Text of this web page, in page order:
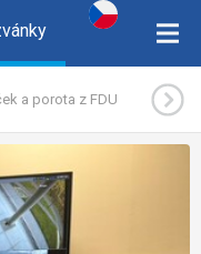
a porota z FDU